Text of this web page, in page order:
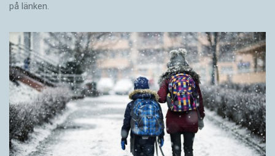
på länken.